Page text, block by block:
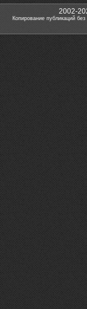
2002-
Копирование публикаций